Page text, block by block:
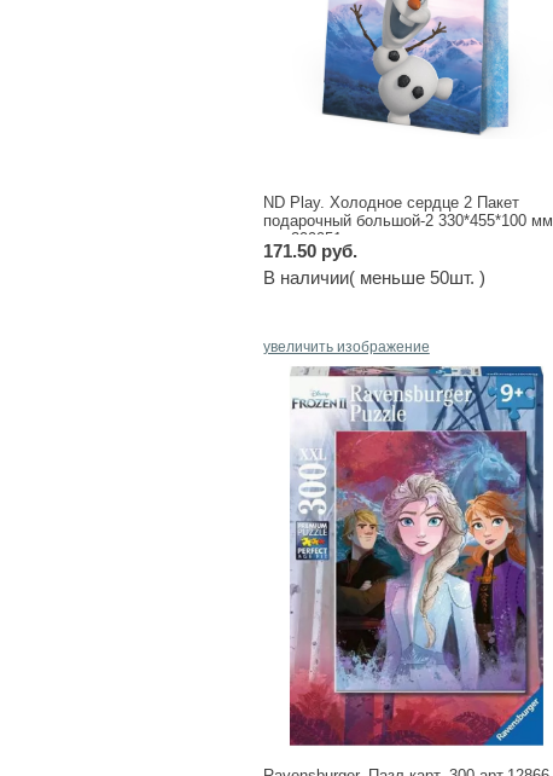
ND Play. Холодное сердце 2 Пакет
подарочный большой-2 330*455*100 мм
арт.299951
171.50 руб.
В наличии( меньше 50шт. )
увеличить изображение